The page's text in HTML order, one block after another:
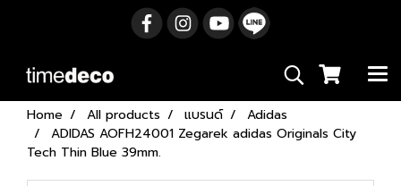
Home All products แบรนด์
Adidas
ADIDAS AOFH24001 Zegarek adidas Originals City
Tech Thin Blue 39mm.